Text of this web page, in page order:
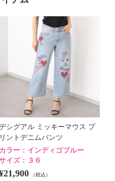
シグアル ミッキーマウス プ
リントデニムパンツ
カラー： インディゴブルー
イズ： ３６
（税込）